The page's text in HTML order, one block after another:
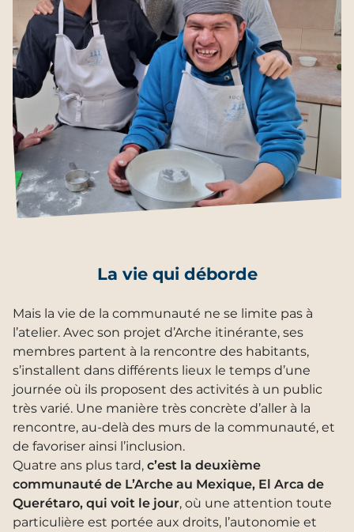
La vie qui déborde
Mais la vie de la communauté ne se limite pas à
l’atelier. Avec son projet d’Arche itinérante, ses
membres partent à la rencontre des habitants,
s’installent dans différents lieux le temps d’une
journée où ils proposent des activités à un public
très varié. Une manière très concrète d’aller à la
rencontre, au-delà des murs de la communauté, et
de favoriser ainsi l’inclusion.
Quatre ans plus tard, c’est la deuxième
communauté de L’Arche au Mexique, El Arca de
Querétaro, qui voit le jour, où une attention toute
particulière est portée aux droits, l’autonomie et